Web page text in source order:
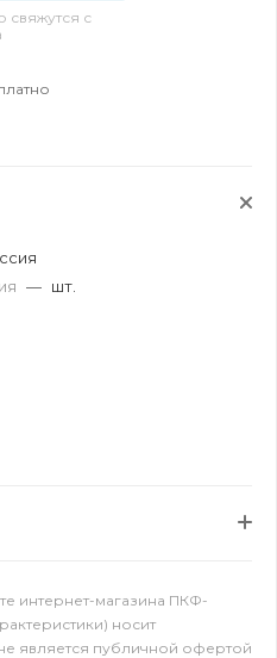
с
— шт.
интернет-магазина ПКФ-
носит
является публичной офертой